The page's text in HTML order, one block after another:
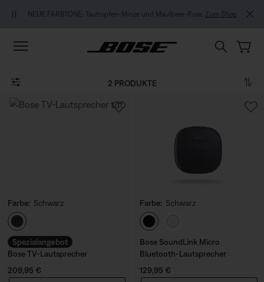
NEUE FARBTÖNE: Tautropfen-Minze und Maulbeer-Rosa. Zum Shop
2 PRODUKTE
Farbe: Schwarz
Farbe auswählen
Spezialangebot
Bose TV-Lautsprecher
Preis:
209,95 €
Farbe: Schwarz
Farbe auswählen
Bose SoundLink Micro
Bluetooth-Lautsprecher
Preis:
129,95 €